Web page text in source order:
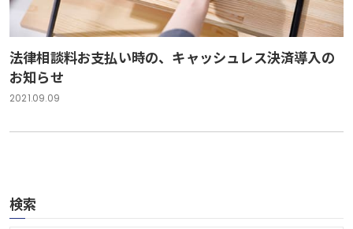
法律相談料お支払い時の、キャッシュレス決済導入の
お知らせ
2021.09.09
検索